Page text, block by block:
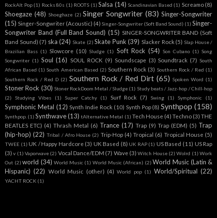
RockAlt Pop (1) Rocks 80s (1) ROOTS (1) Salsa (14) Scandinavian Based (1) Screamo (8)
Shoegaze (48) Shoeghaze (2) Singer Songwriter (83) Singer-Songwriter
(15) Singer-Songwriter (Acoustic) (4) Singer-Songwriter (Soft Band Sound) (1) Singer-
Songwriter Band (Full Band Sound) (15) SINGER-SONGWRITER BAND (Soft
Band Sound) (7) ska (24) Skate (2) Skate Punk (39) Slacker Rock (5) Slap House /
Brazilian Bass (1) Slowcore (10) Sludge (1) Soft Rock (54) Son Cubano (1) Song
Songwriter (1) Soul (16) SOUL ROCK (9) Soundscape (3) Soundtrack (7) South
African Based (1) South American Based (2) Southern Rock (3) Southern Rock / Red (1)
Southern Rock / Red D (2) Southern Rock / Red Dirt (65) Spoken Word (1)
Stoner Rock (30) Stoner RockDoom Metal / Sludge (1) Study beats / Jazz-hop / Chill-hop
(2)
Studying Vibes (1) Super Catchy (1) Surf Rock (7) Swing (1) Symphonic (1)
Symphonic Metal (12) Synth Indie Rock (10) Synth Pop (8) Synthpop (158)
Synthpop. (1) Synthwave (13) tAlternative Metal (1) Tech House (4) Techno (3) THE
BEATLES ETC) (4) Thrash Metal (6) Trance (17) Trap (9) Trap (EDM) (5) Trap
(hip-hop) (22) Tribal / Afro House (2) Trip-Hop (4) Tropical (6) Tropical House (5)
TWEE (1) UK / Happy Hardcore (3) UK Based (8) UK RAP (1) US Based (11) US Rap
(3) v (1) Vaporwave (2) Vocal Dance/EDM (7) Wave (3) Witch House (2) Wolrd (1) Work
Out (2) world (34) World Music (1) World Music (African) (2) World Music (Latin &
Hispanic) (22) World Music (other) (4) World pop (1) World/Spiritual (22)
YACHT ROCK (1)